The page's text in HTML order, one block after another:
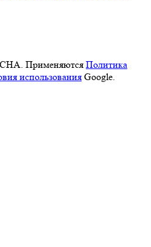
Применяются Политика
использования Google.